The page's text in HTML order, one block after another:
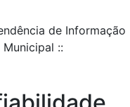
de Informação
::